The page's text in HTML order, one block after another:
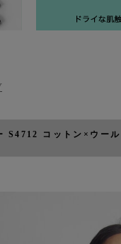
コットン×ウー